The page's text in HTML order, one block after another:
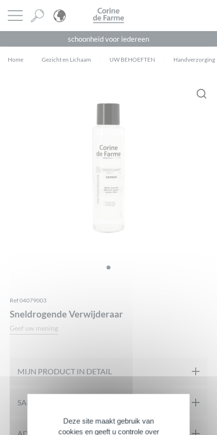
Menu openen CORINE DE FARME
schoonheid voor iedereen
Home Gezicht en Lichaam UW BEHOEFTEN Handverzorging
Ref 04079003
Sneldrogende Verwijderaar
Geef uw mening
MIJN PRODUCT IN DETAIL
Val voor deze remover die alle soorten nagellak verwijdert*,
Je nagels zien er perfect uit en zijn klaar voor een stijlvolle
SAMENSTELLING
INGREDIËNTEN:
Deze site maakt gebruik van
cookies en geeft u controle over